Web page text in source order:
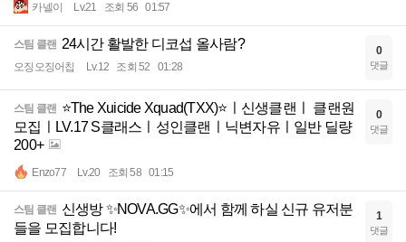
카넬이 Lv.21 조회 56 01:57
스팀 클랜 24시간 활발한 디코섭 올사람?
오징오징어칩 Lv.12 조회 52 01:28
0
댓글
스팀 클랜 ⭐The Xuicide Xquad(TXX)⭐ㅣ신생클랜ㅣ 클랜원
모집ㅣLV.17 S클래스ㅣ성인클랜ㅣ닉변자유ㅣ일반 딜량
200+
Enzo77 Lv.20 조회 58 01:15
0
댓글
스팀 클랜 신생방 ✨NOVA.GG✨에서 함께 하실 신규 유저분
들을 모집합니다!
1
댓글